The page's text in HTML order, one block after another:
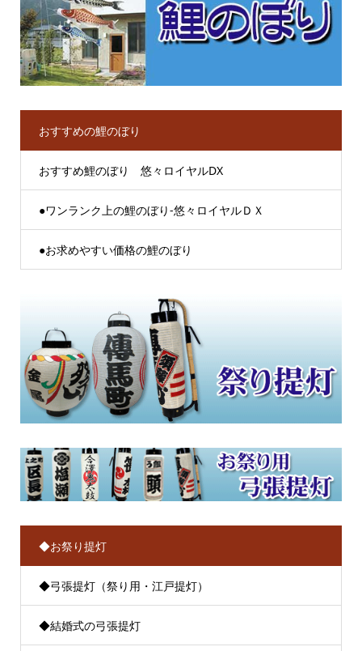
おすすめの鯉のぼり
おすすめ鯉のぼり 悠々ロイヤルDX
●ワンランク上の鯉のぼり-悠々ロイヤルＤＸ
●お求めやすい価格の鯉のぼり
◆お祭り提灯
◆弓張提灯（祭り用・江戸提灯）
◆結婚式の弓張提灯